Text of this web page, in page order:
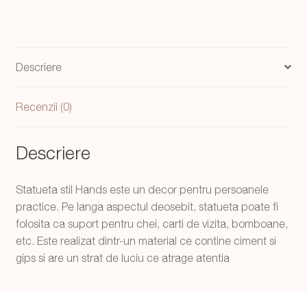
Descriere
Recenzii (0)
Descriere
Statueta stil Hands este un decor pentru persoanele
practice. Pe langa aspectul deosebit, statueta poate fi
folosita ca suport pentru chei, carti de vizita, bomboane,
etc. Este realizat dintr-un material ce contine ciment si
gips si are un strat de luciu ce atrage atentia